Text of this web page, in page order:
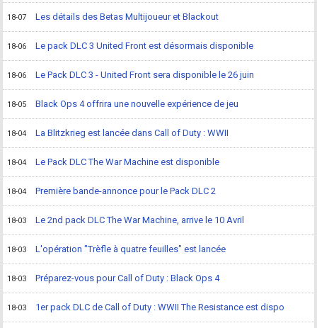
18-07 Les détails des Betas Multijoueur et Blackout
18-06 Le pack DLC 3 United Front est désormais disponible
18-06 Le Pack DLC 3 - United Front sera disponible le 26 juin
18-05 Black Ops 4 offrira une nouvelle expérience de jeu
18-04 La Blitzkrieg est lancée dans Call of Duty : WWII
18-04 Le Pack DLC The War Machine est disponible
18-04 Première bande-annonce pour le Pack DLC 2
18-03 Le 2nd pack DLC The War Machine, arrive le 10 Avril
18-03 L'opération "Trèfle à quatre feuilles" est lancée
18-03 Préparez-vous pour Call of Duty : Black Ops 4
18-03 1er pack DLC de Call of Duty : WWII The Resistance est dispo